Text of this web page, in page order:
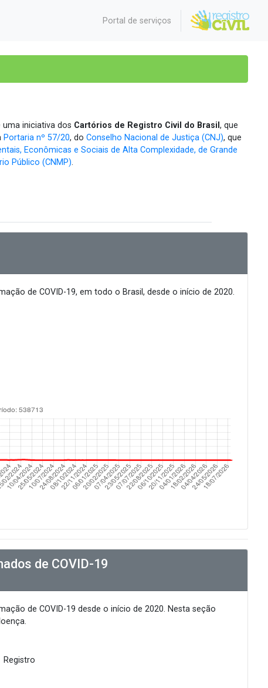
Portal de serviços
iniciativa dos Cartórios de Registro Civil do Brasil, que
Portaria nº 57/20, do Conselho Nacional de Justiça (CNJ), que
Econômicas e Sociais de Alta Complexidade, de Grande
Público (CNMP).
de COVID-19, em todo o Brasil, desde o início de 2020.
de COVID-19
de COVID-19 desde o início de 2020. Nesta seção
Registro